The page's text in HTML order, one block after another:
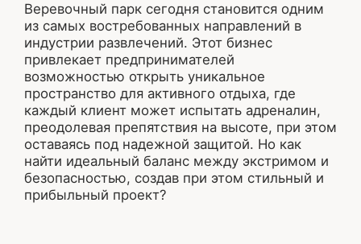
Веревочный парк сегодня становится одним
из самых востребованных направлений в
индустрии развлечений. Этот бизнес
привлекает предпринимателей
возможностью открыть уникальное
пространство для активного отдыха, где
каждый клиент может испытать адреналин,
преодолевая препятствия на высоте, при этом
оставаясь под надежной защитой. Но как
найти идеальный баланс между экстримом и
безопасностью, создав при этом стильный и
прибыльный проект?